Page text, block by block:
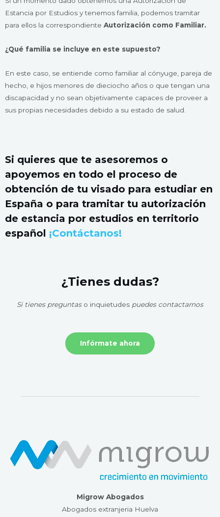
Estancia por Estudios y tenemos familia, podemos tramitar
para ellos la correspondiente Autorización como Familiar.
¿Qué familia se incluye en este supuesto?
En este caso, se entiende como familiar al cónyuge, pareja de
hecho, e hijos menores de dieciocho años o que tengan una
discapacidad y no sean objetivamente capaces de proveer a
sus propias necesidades debido a su estado de salud.
Si quieres que te asesoremos o
apoyemos en todo el proceso de
obtención de tu visado para estudiar en
España o para tramitar tu autorización
de estancia por estudios en territorio
español ¡Contáctanos!
¿Tienes dudas?
Si tienes preguntaso inquietudes puedes contactarnos
Infórmate ahora
Migrow Abogados
Abogados extranjeria Huelva